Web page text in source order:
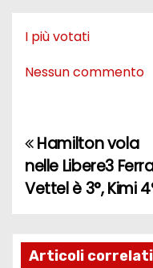
I più votati
Nessun commento
N
a
i
Hamilton vola
nelle Libere3
Vettel è 3°, Kimi
Articoli correlati